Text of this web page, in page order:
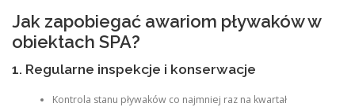
Jak zapobiegać awariom pływaków w
obiektach SPA?
1. Regularne inspekcje i konserwacje
Kontrola stanu pływaków co najmniej raz na kwartał